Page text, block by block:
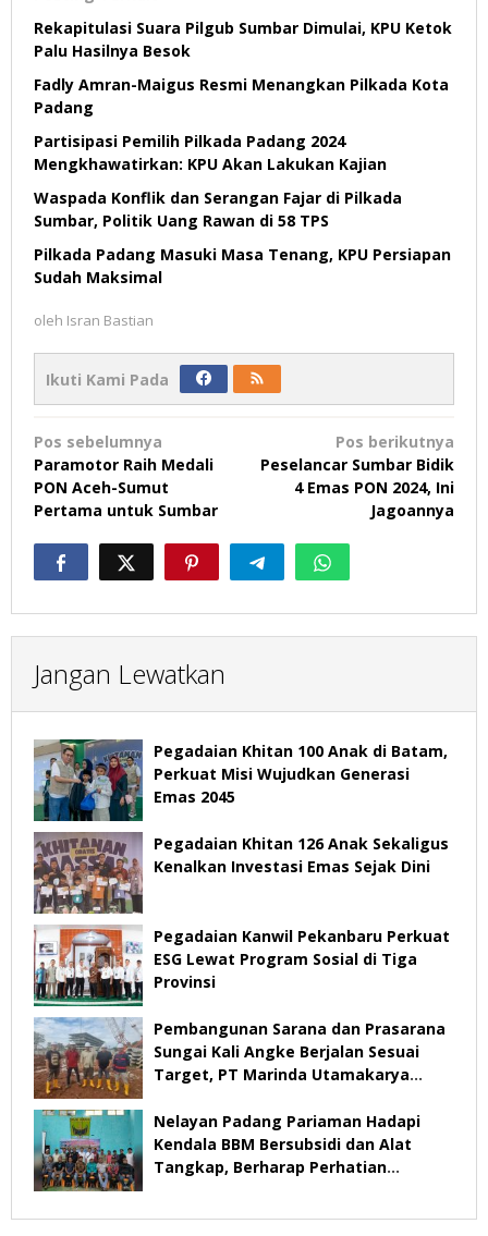
Rekapitulasi Suara Pilgub Sumbar Dimulai, KPU Ketok
Palu Hasilnya Besok
Fadly Amran-Maigus Resmi Menangkan Pilkada Kota
Padang
Partisipasi Pemilih Pilkada Padang 2024
Mengkhawatirkan: KPU Akan Lakukan Kajian
Waspada Konflik dan Serangan Fajar di Pilkada
Sumbar, Politik Uang Rawan di 58 TPS
Pilkada Padang Masuki Masa Tenang, KPU Persiapan
Sudah Maksimal
oleh Isran Bastian
Ikuti Kami Pada
Navigasi
pos
Pos sebelumnya
Paramotor Raih Medali
PON Aceh-Sumut
Pertama untuk Sumbar
Pos berikutnya
Peselancar Sumbar Bidik
4 Emas PON 2024, Ini
Jagoannya
Jangan Lewatkan
Pegadaian Khitan 100 Anak di Batam,
Perkuat Misi Wujudkan Generasi
Emas 2045
Pegadaian Khitan 126 Anak Sekaligus
Kenalkan Investasi Emas Sejak Dini
Pegadaian Kanwil Pekanbaru Perkuat
ESG Lewat Program Sosial di Tiga
Provinsi
Pembangunan Sarana dan Prasarana
Sungai Kali Angke Berjalan Sesuai
Target, PT Marinda Utamakarya
2026
Nelayan Padang Pariaman Hadapi
Kendala BBM Bersubsidi dan Alat
Tangkap, Berharap Perhatian